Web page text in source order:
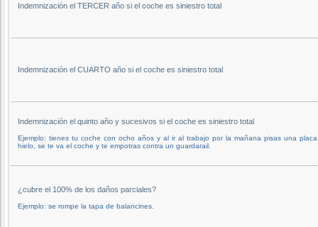
Indemnización el TERCER año si el coche es siniestro total
Indemnización el CUARTO año si el coche es siniestro total
Indemnización el quinto año y sucesivos si el coche es siniestro total
Ejemplo: tienes tu coche con ocho años y al ir al trabajo por la mañana pisas una
hielo, se te va el coche y te empotras contra un guardarail.
¿cubre el 100% de los daños parciales?
Ejemplo: se rompe la tapa de balancines.